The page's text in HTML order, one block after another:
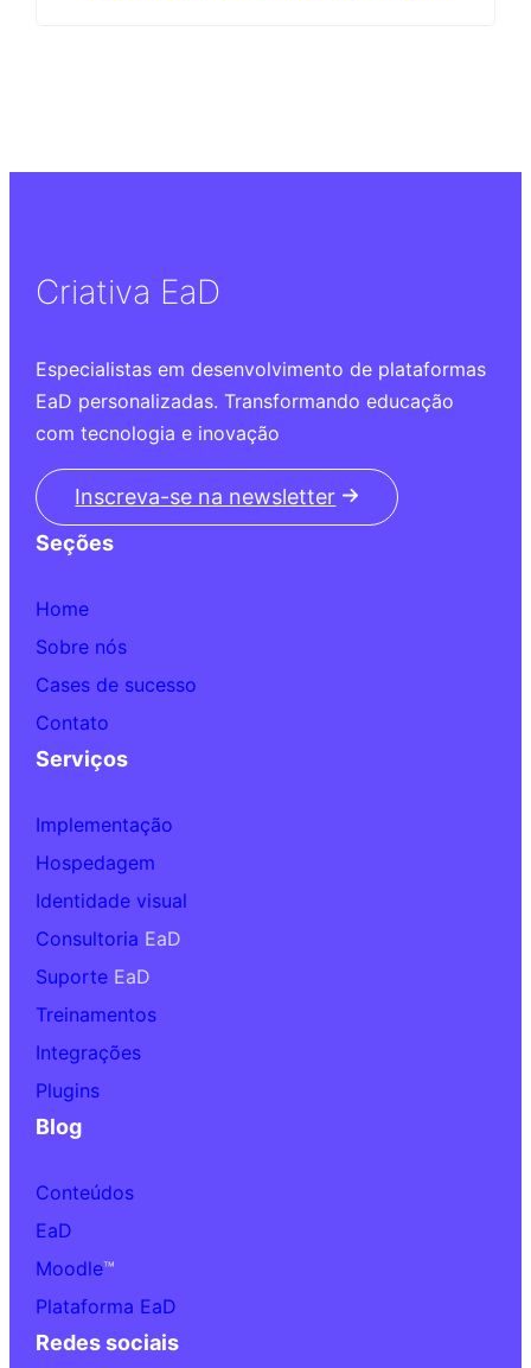
Criativa EaD
Especialistas em desenvolvimento de plataformas
EaD personalizadas. Transformando educação
com tecnologia e inovação
Inscreva-se na newsletter
Seções
Home
Sobre nós
Cases de sucesso
Contato
Serviços
Implementação
Hospedagem
Identidade visual
Consultoria EaD
Suporte EaD
Treinamentos
Integrações
Plugins
Blog
Conteúdos
EaD
Moodle™
Plataforma EaD
Redes sociais